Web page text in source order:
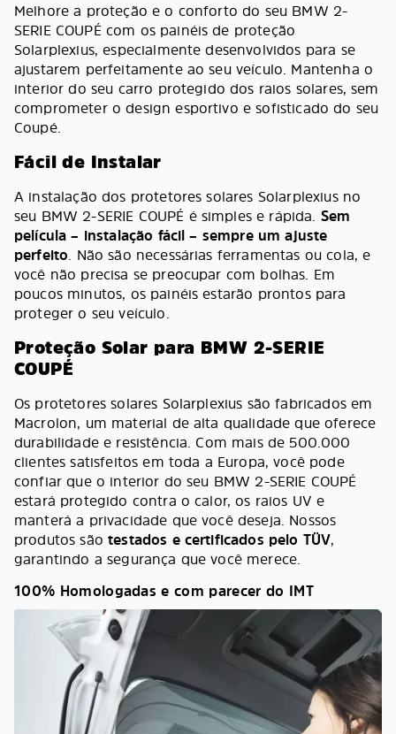
Melhore a proteção e o conforto do seu BMW 2-
SERIE COUPÉ com os painéis de proteção
Solarplexius, especialmente desenvolvidos para se
ajustarem perfeitamente ao seu veículo. Mantenha o
interior do seu carro protegido dos raios solares, sem
comprometer o design esportivo e sofisticado do seu
Coupé.
Fácil de Instalar
A instalação dos protetores solares Solarplexius no
seu BMW 2-SERIE COUPÉ é simples e rápida. Sem
película – instalação fácil – sempre um ajuste
perfeito. Não são necessárias ferramentas ou cola, e
você não precisa se preocupar com bolhas. Em
poucos minutos, os painéis estarão prontos para
proteger o seu veículo.
Proteção Solar para BMW 2-SERIE
COUPÉ
Os protetores solares Solarplexius são fabricados em
Macrolon, um material de alta qualidade que oferece
durabilidade e resistência. Com mais de 500.000
clientes satisfeitos em toda a Europa, você pode
confiar que o interior do seu BMW 2-SERIE COUPÉ
estará protegido contra o calor, os raios UV e
manterá a privacidade que você deseja. Nossos
produtos sãotestados e certificados pelo TÜV,
garantindo a segurança que você merece.
100% Homologadas e com parecer do IMT